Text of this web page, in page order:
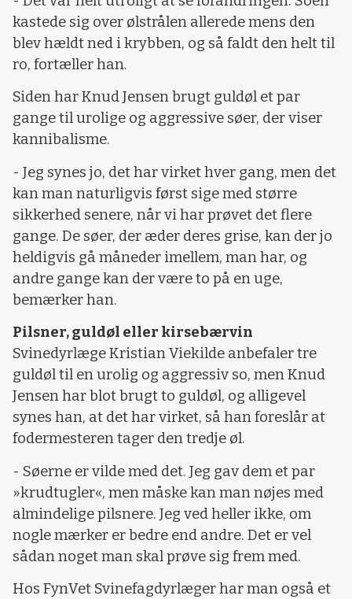
kastede sig over ølstrålen allerede mens den
blev hældt ned i krybben, og så faldt den helt til
ro, fortæller han.
Siden har Knud Jensen brugt guldøl et par
gange til urolige og aggressive søer, der viser
kannibalisme.
- Jeg synes jo, det har virket hver gang, men det
kan man naturligvis først sige med større
sikkerhed senere, når vi har prøvet det flere
gange. De søer, der æder deres grise, kan der jo
heldigvis gå måneder imellem, man har, og
andre gange kan der være to på en uge,
bemærker han.
Pilsner, guldøl eller kirsebærvin
Svinedyrlæge Kristian Viekilde anbefaler tre
guldøl til en urolig og aggressiv so, men Knud
Jensen har blot brugt to guldøl, og alligevel
synes han, at det har virket, så han foreslår at
fodermesteren tager den tredje øl.
- Søerne er vilde med det. Jeg gav dem et par
»krudtugler«, men måske kan man nøjes med
almindelige pilsnere. Jeg ved heller ikke, om
nogle mærker er bedre end andre. Det er vel
sådan noget man skal prøve sig frem med.
Hos FynVet Svinefagdyrlæger har man også et